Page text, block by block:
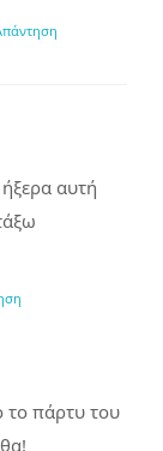
αυτή
το πάρτυ του